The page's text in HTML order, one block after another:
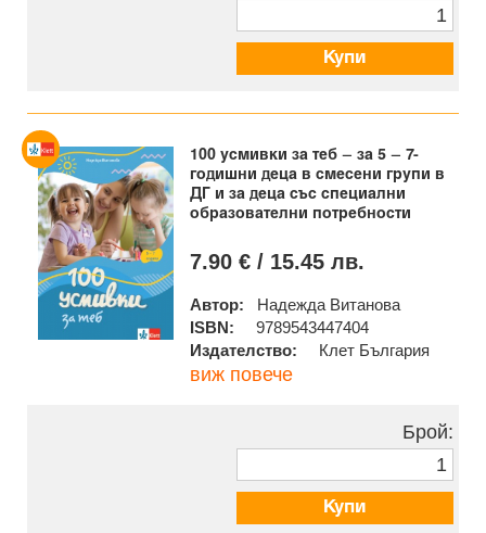
Купи
100 усмивки за теб – за 5 – 7-
годишни деца в смесени групи в
ДГ и за деца със специални
образователни потребности
7.90 € / 15.45 лв.
Автор:
Надежда Витанова
ISBN:
9789543447404
Издателство:
Клет България
виж повече
Брой:
Купи